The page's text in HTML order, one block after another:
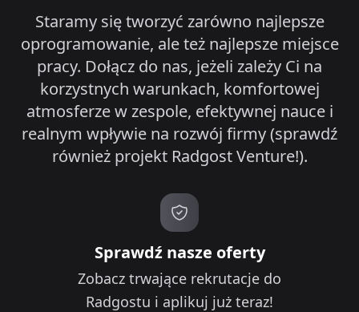
Staramy się tworzyć zarówno najlepsze
oprogramowanie, ale też najlepsze miejsce
pracy. Dołącz do nas, jeżeli zależy Ci na
korzystnych warunkach, komfortowej
atmosferze w zespole, efektywnej nauce i
realnym wpływie na rozwój firmy (sprawdź
również projekt Radgost Venture!).
Sprawdź nasze oferty
Zobacz trwające rekrutacje do
Radgostu i aplikuj już teraz!